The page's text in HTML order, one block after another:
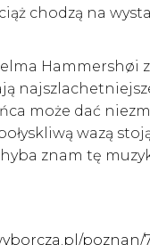
chodzą na
Hammershøi
może dać
wazą
znam tę
poznan/